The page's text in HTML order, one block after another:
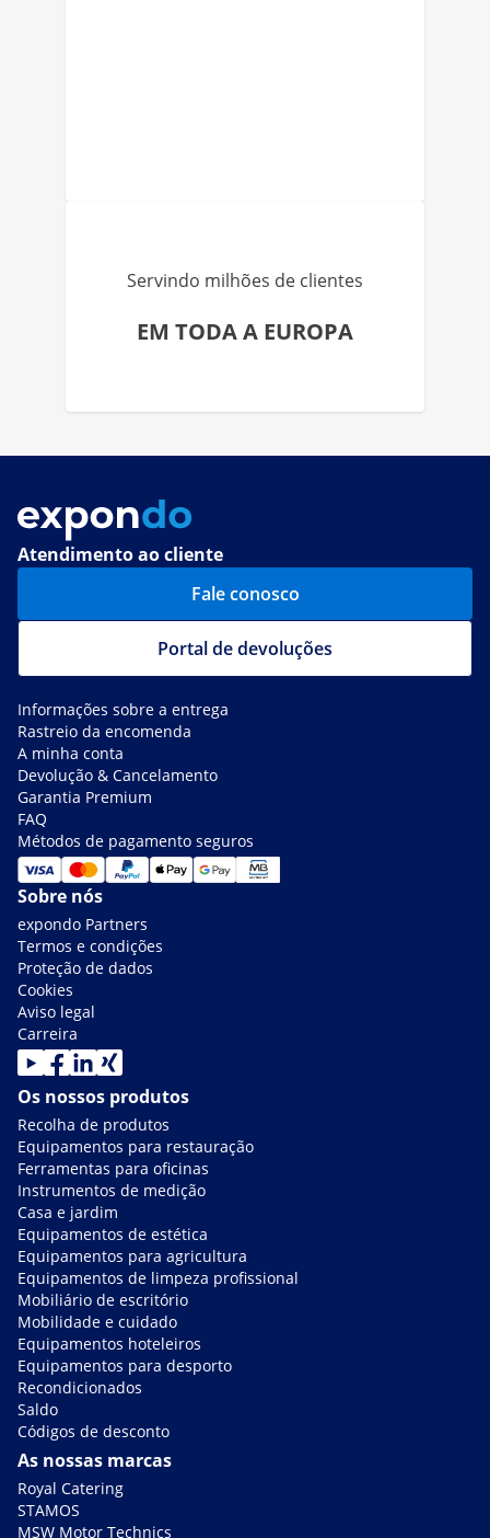
Servindo milhões de clientes
EM TODA A EUROPA
Atendimento ao cliente
Fale conosco
Portal de devoluções
Informações sobre a entrega
Rastreio da encomenda
A minha conta
Devolução & Cancelamento
Garantia Premium
FAQ
Métodos de pagamento seguros
Sobre nós
expondo Partners
Termos e condições
Proteção de dados
Cookies
Aviso legal
Carreira
Os nossos produtos
Recolha de produtos
Equipamentos para restauração
Ferramentas para oficinas
Instrumentos de medição
Casa e jardim
Equipamentos de estética
Equipamentos para agricultura
Equipamentos de limpeza profissional
Mobiliário de escritório
Mobilidade e cuidado
Equipamentos hoteleiros
Equipamentos para desporto
Recondicionados
Saldo
Códigos de desconto
As nossas marcas
Royal Catering
STAMOS
MSW Motor Technics